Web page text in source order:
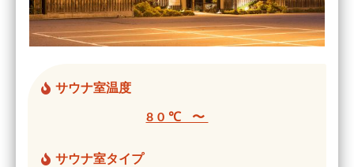
サウナ室温度
80℃ 〜
サウナ室タイプ